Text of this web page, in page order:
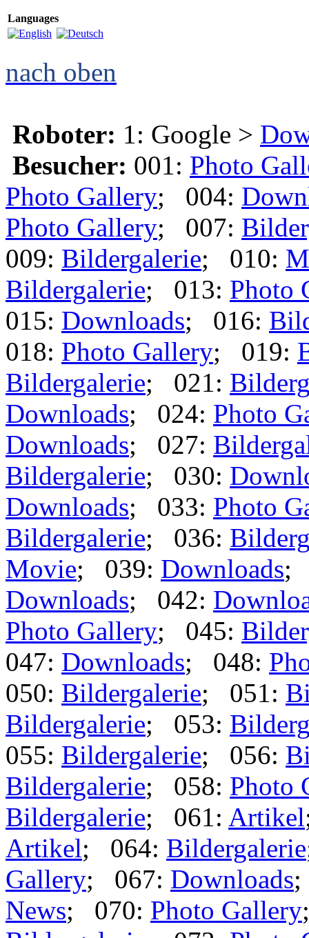
Languages
nach oben
Roboter: 1: Google >
Besucher: 001: Photo
Photo Gallery; 004:
Photo Gallery; 007:
009: Bildergalerie; 010:
Bildergalerie; 013: Photo
015: Downloads; 016:
018: Photo Gallery; 019:
Bildergalerie; 021:
Downloads; 024: Photo
Downloads; 027:
Bildergalerie; 030:
Downloads; 033: Photo
Bildergalerie; 036:
Movie; 039: Downloads;
Downloads; 042:
Photo Gallery; 045:
047: Downloads; 048:
050: Bildergalerie; 051:
Bildergalerie; 053:
055: Bildergalerie; 056:
Bildergalerie; 058: Photo
Bildergalerie; 061: Artikel
Artikel; 064: Bildergalerie
Gallery; 067: Downloads
News; 070: Photo Gallery